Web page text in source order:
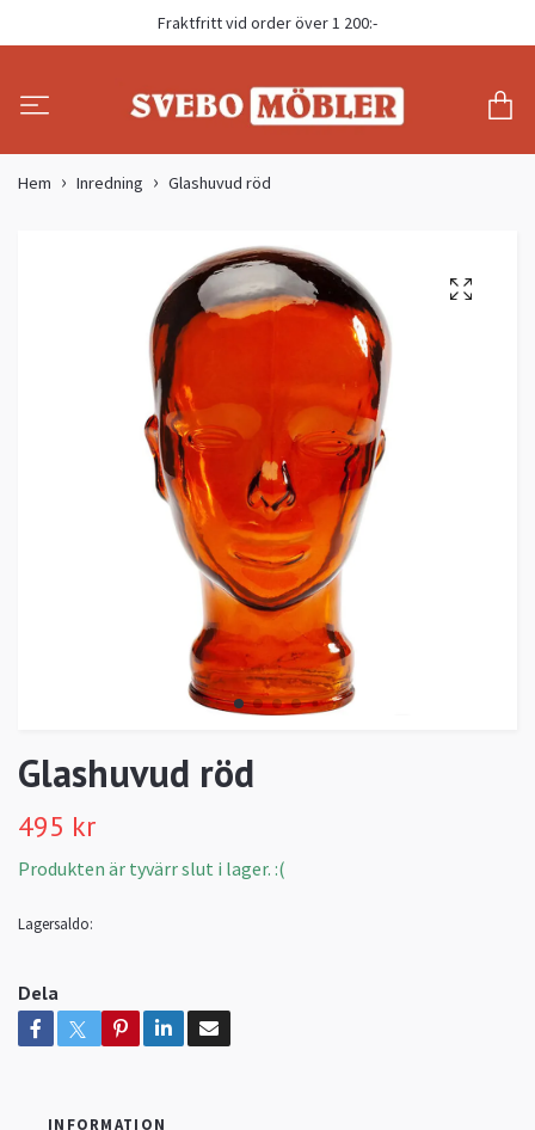
Fraktfritt vid order över 1 200:-
Hem Inredning Glashuvud röd
Glashuvud röd
495 kr
Produkten är tyvärr slut i lager. :(
Lagersaldo:
Dela
INFORMATION